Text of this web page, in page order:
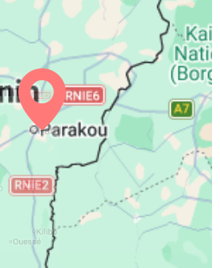
12:50 15:53 18:59 19:45
12:50 15:54 18:59 19:45